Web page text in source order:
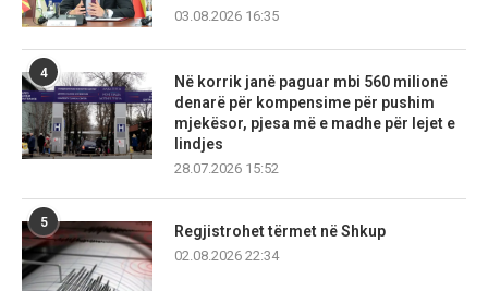
03.08.2026 16:35
4
Në korrik janë paguar mbi 560 milionë
denarë për kompensime për pushim
mjekësor, pjesa më e madhe për lejet e
lindjes
28.07.2026 15:52
5
Regjistrohet tërmet në Shkup
02.08.2026 22:34